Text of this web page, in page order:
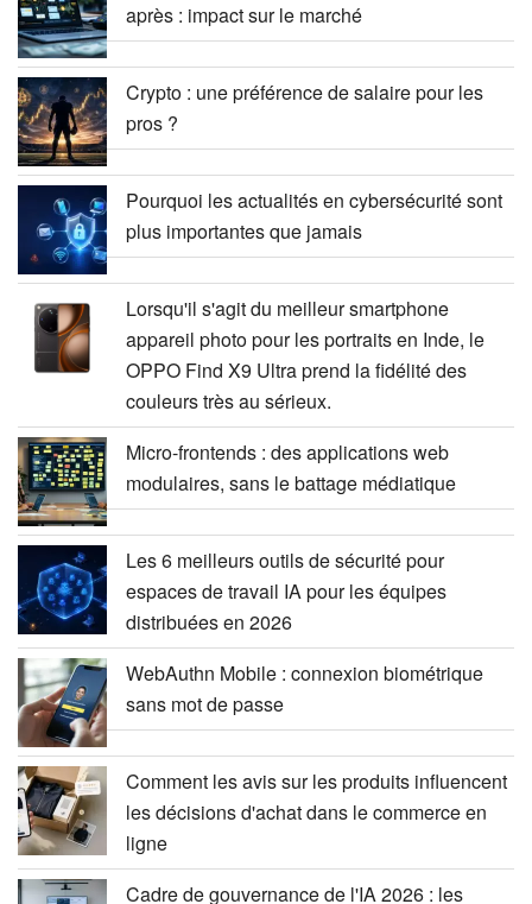
après : impact sur le marché
Crypto : une préférence de salaire pour les
pros ?
Pourquoi les actualités en cybersécurité sont
plus importantes que jamais
Lorsqu'il s'agit du meilleur smartphone
appareil photo pour les portraits en Inde, le
OPPO Find X9 Ultra prend la fidélité des
couleurs très au sérieux.
Micro-frontends : des applications web
modulaires, sans le battage médiatique
Les 6 meilleurs outils de sécurité pour
espaces de travail IA pour les équipes
distribuées en 2026
WebAuthn Mobile : connexion biométrique
sans mot de passe
Comment les avis sur les produits influencent
les décisions d'achat dans le commerce en
ligne
Cadre de gouvernance de l'IA 2026 : les